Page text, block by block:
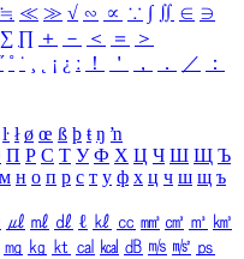
≒ ≪ ≫ √ ∽ ∝ ∵ ∫ ∬ ∈ ∋
∑ ∏ ＋ － ＜ ＝
＞
˚ ˙ ¸ ¡ ¿ ː ！ ＇ ， ． ／
：
ŀ ł ø œ ß þ ŧ ŋ ŉ
П Р С Т У Ф Х Ц Ч Ш Щ Ъ
м н о п р с т у ф х ц ч ш щ ъ
㎕ ㎖ ㎗ ℓ ㎘ ㏄ ㎣ ㎤ ㎥ ㎦
㎎ ㎏ ㏏ ㎈ ㎉ ㏈ ㎧ ㎨ ㎰